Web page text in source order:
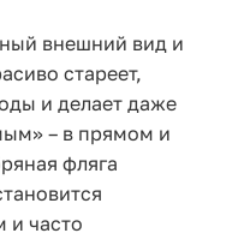
внешний вид и
стареет,
и делает даже
– в прямом и
фляга
и часто